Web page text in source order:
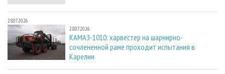
28.07.2026
28.07.2026
КАМАЗ-1010: харвестер на шарнирно-
сочлененной раме проходит испытания в
Карелии